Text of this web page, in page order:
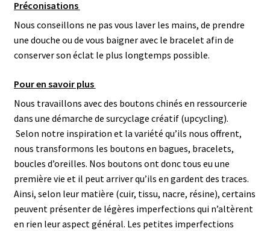
Préconisations
Nous conseillons ne pas vous laver les mains, de prendre
une douche ou de vous baigner avec le bracelet afin de
conserver son éclat le plus longtemps possible.
Pour en savoir plus
Nous travaillons avec des boutons chinés en ressourcerie
dans une démarche de surcyclage créatif (upcycling).
Selon notre inspiration et la variété qu’ils nous offrent,
nous transformons les boutons en bagues, bracelets,
boucles d’oreilles. Nos boutons ont donc tous eu une
première vie et il peut arriver qu’ils en gardent des traces.
Ainsi, selon leur matière (cuir, tissu, nacre, résine), certains
peuvent présenter de légères imperfections qui n’altèrent
en rien leur aspect général. Les petites imperfections